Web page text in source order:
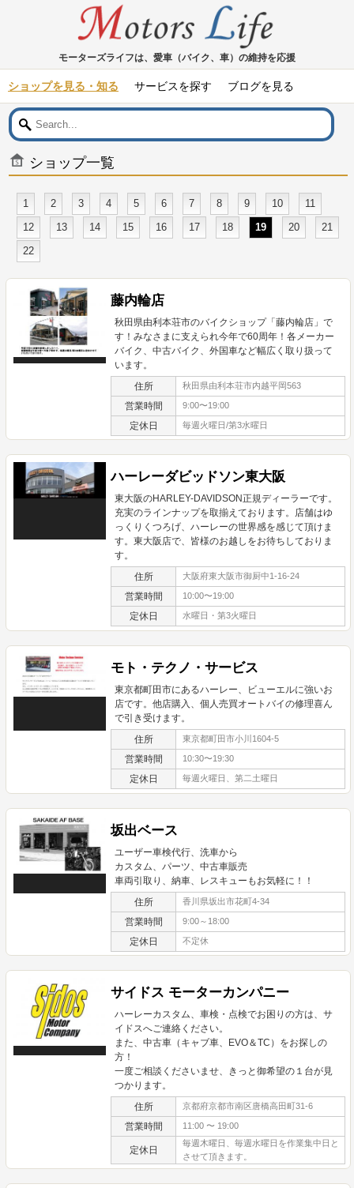
モーターズライフは、愛車（バイク、車）の維持を応援
ショップを見る・知る サービスを探す ブログを見る
ショップ一覧
1 2 3 4 5 6 7 8 9 10
11
12
13 14 15 16 17 18 19 20
21
22
藤内輪店
秋田県由利本荘市のバイクショップ「藤内輪店」で
す！みなさまに支えられ今年で60周年！各メーカー
バイク、中古バイク、外国車など幅広く取り扱って
います。
住所 秋田県由利本荘市内越平岡563
営業時間 9:00〜19:00
定休日 毎週火曜日/第3水曜日
ハーレーダビッドソン東大阪
東大阪のHARLEY-DAVIDSON正規ディーラーです。
充実のラインナップを取揃えております。店舗はゆ
っくりくつろげ、ハーレーの世界感を感じて頂けま
す。東大阪店で、皆様のお越しをお待ちしておりま
す。
住所 大阪府東大阪市御厨中1-16-24
営業時間 10:00〜19:00
定休日 水曜日・第3火曜日
モト・テクノ・サービス
東京都町田市にあるハーレー、ビューエルに強いお
店です。他店購入、個人売買オートバイの修理喜ん
で引き受けます。
住所 東京都町田市小川1604-5
営業時間 10:30〜19:30
定休日 毎週火曜日、第二土曜日
坂出ベース
ユーザー車検代行、洗車から
カスタム、パーツ、中古車販売
車両引取り、納車、レスキューもお気軽に！！
住所 香川県坂出市花町4-34
営業時間 9:00～18:00
定休日 不定休
サイドス モーターカンパニー
ハーレーカスタム、車検・点検でお困りの方は、サ
イドスへご連絡ください。
また、中古車（キャブ車、EVO＆TC）をお探しの
方！
一度ご相談くださいませ、きっと御希望の１台が見
つかります。
住所 京都府京都市南区唐橋高田町31-6
営業時間 11:00 〜 19:00
定休日
毎週木曜日、毎週水曜日を作業集中日と
させて頂きます。